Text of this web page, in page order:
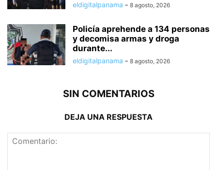
eldigitalpanama - 8 agosto, 2026
Policía aprehende a 134 personas
y decomisa armas y droga
durante...
eldigitalpanama - 8 agosto, 2026
SIN COMENTARIOS
DEJA UNA RESPUESTA